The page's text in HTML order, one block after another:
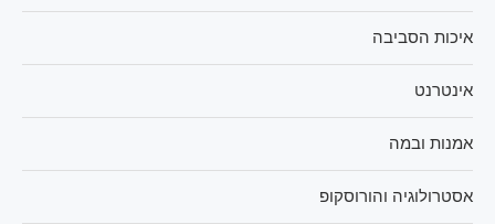
איכות הסביבה
אינטרנט
אמנות ובמה
אסטרולוגיה והורוסקופ